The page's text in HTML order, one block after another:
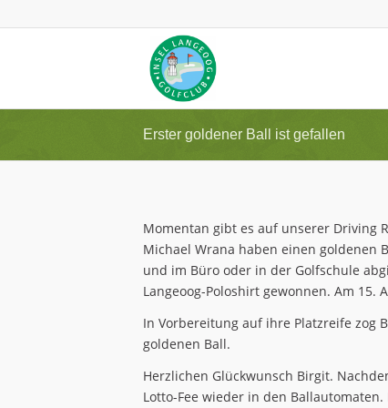
Erster goldener Ball ist gefallen
Momentan gibt es auf unserer Driving
Michael Wrana haben einen goldenen
und im Büro oder in der Golfschule
Langeoog-Poloshirt gewonnen. Am 15.
In Vorbereitung auf ihre Platzreife zog
goldenen Ball.
Herzlichen Glückwunsch Birgit.
Lotto-Fee wieder in den Ballautomaten.